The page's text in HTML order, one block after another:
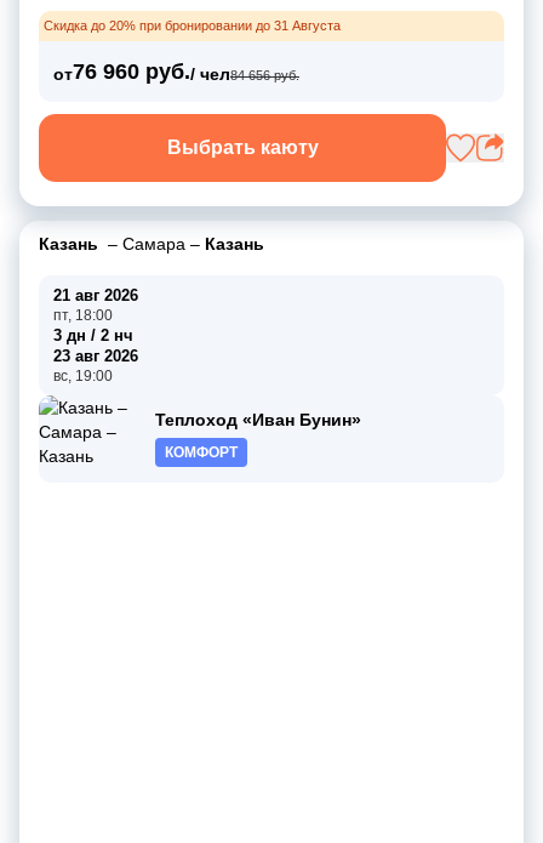
Скидка до 20% при бронировании до 31 Августа
от76 960 руб./ чел84 656 руб.
Выбрать каюту
Казань – Самара – Казань
21 авг 2026
пт, 18:00
3 дн / 2 нч
23 авг 2026
вс, 19:00
Теплоход «Иван Бунин»
КОМФОРТ